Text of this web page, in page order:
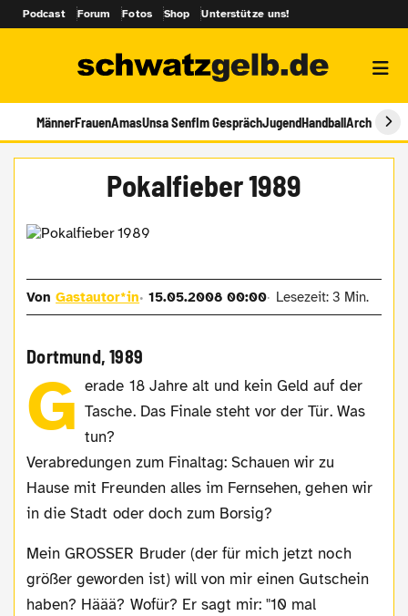
Podcast Forum Fotos Shop Unterstütze uns!
MännerFrauenAmasUnsa SenfIm GesprächJugendHandballArchiv
Pokalfieber 1989
VonGastautor*in 15.05.2008 00:00 Lesezeit: 3 Min.
Dortmund, 1989
G erade 18 Jahre alt und kein Geld auf der
Tasche. Das Finale steht vor der Tür. Was
tun?
Verabredungen zum Finaltag: Schauen wir zu
Hause mit Freunden alles im Fernsehen, gehen wir
in die Stadt oder doch zum Borsig?
Mein GROSSER Bruder (der für mich jetzt noch
größer geworden ist) will von mir einen Gutschein
haben? Häää? Wofür? Er sagt mir: "10 mal